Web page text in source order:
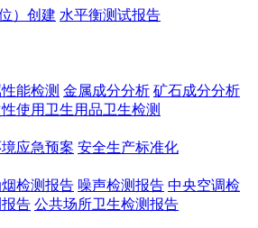
）创建 水平衡测试报告
能检测 金属成分分析 矿石成分分析
使用卫生用品卫生检测
应急预案 安全生产标准化
检测报告 噪声检测报告 中央空调检
告 公共场所卫生检测报告